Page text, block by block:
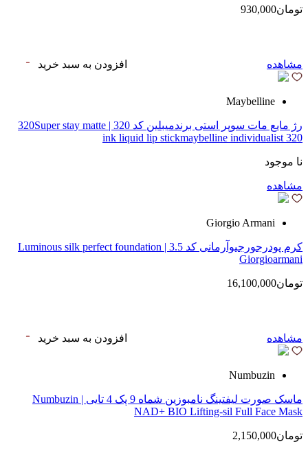
تومان930,000
مشاهده افزودن به سبد خرید
Maybelline
رژ مایع مات سوپر استی‌ برندمیبلین کد 320 | 320Super stay matte
ink liquid lip stickmaybelline individualist 320
نا موجود
مشاهده
Giorgio Armani
کرم پودرجورجیوآرمانی کد 3.5 | Luminous silk perfect foundation
Giorgioarmani
تومان16,100,000
مشاهده افزودن به سبد خرید
Numbuzin
ماسک صورت لیفتینگ نامبوزین شماه 9 پک 4 تایی | Numbuzin
NAD+ BIO Lifting-sil Full Face Mask
تومان2,150,000